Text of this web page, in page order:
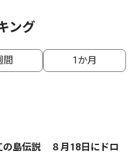
ング
間 1か月
の島伝説 ８月18日にドロ